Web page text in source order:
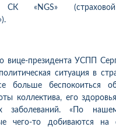
СК «NGS»
вице-президента УСПП
ситуация в
больше беспокоиться
коллектива, его
заболеваний. «По
чего-то добиваются на